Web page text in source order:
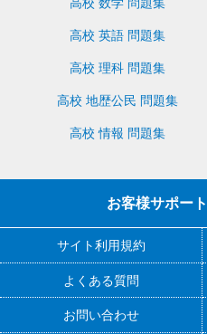
高校 数学 問題集
高校 英語 問題集
高校 理科 問題集
高校 地歴公民 問題集
高校 情報 問題集
お客様サポー
サイト利用規約
よくある質問
お問い合わせ